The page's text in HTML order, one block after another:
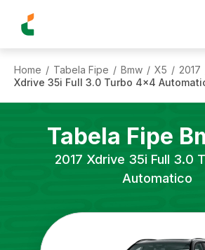
Home / Tabela Fipe / Bmw / X5 / 2017
Xdrive 35i Full 3.0 Turbo 4x4
Tabela Fipe
2017 Xdrive 35i Full 3.0
Automatico